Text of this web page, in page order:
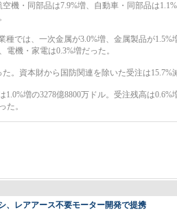
空機・同部品は7.9%増、自動車・同部品は
では、一次金属が3.0%増、金属製品が1.5%
電機・家電は0.3%増だった。
。資本財から国防関連を除いた受注は15.7%
増の3278億8800万ドル。受注残高は0.6%
た。
、レアアース不要モーター開発で提携